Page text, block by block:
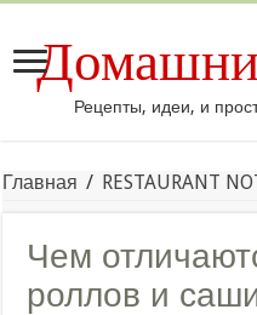
Рецепты, идеи, и
Главная / RESTAURANT
Чем
роллов и